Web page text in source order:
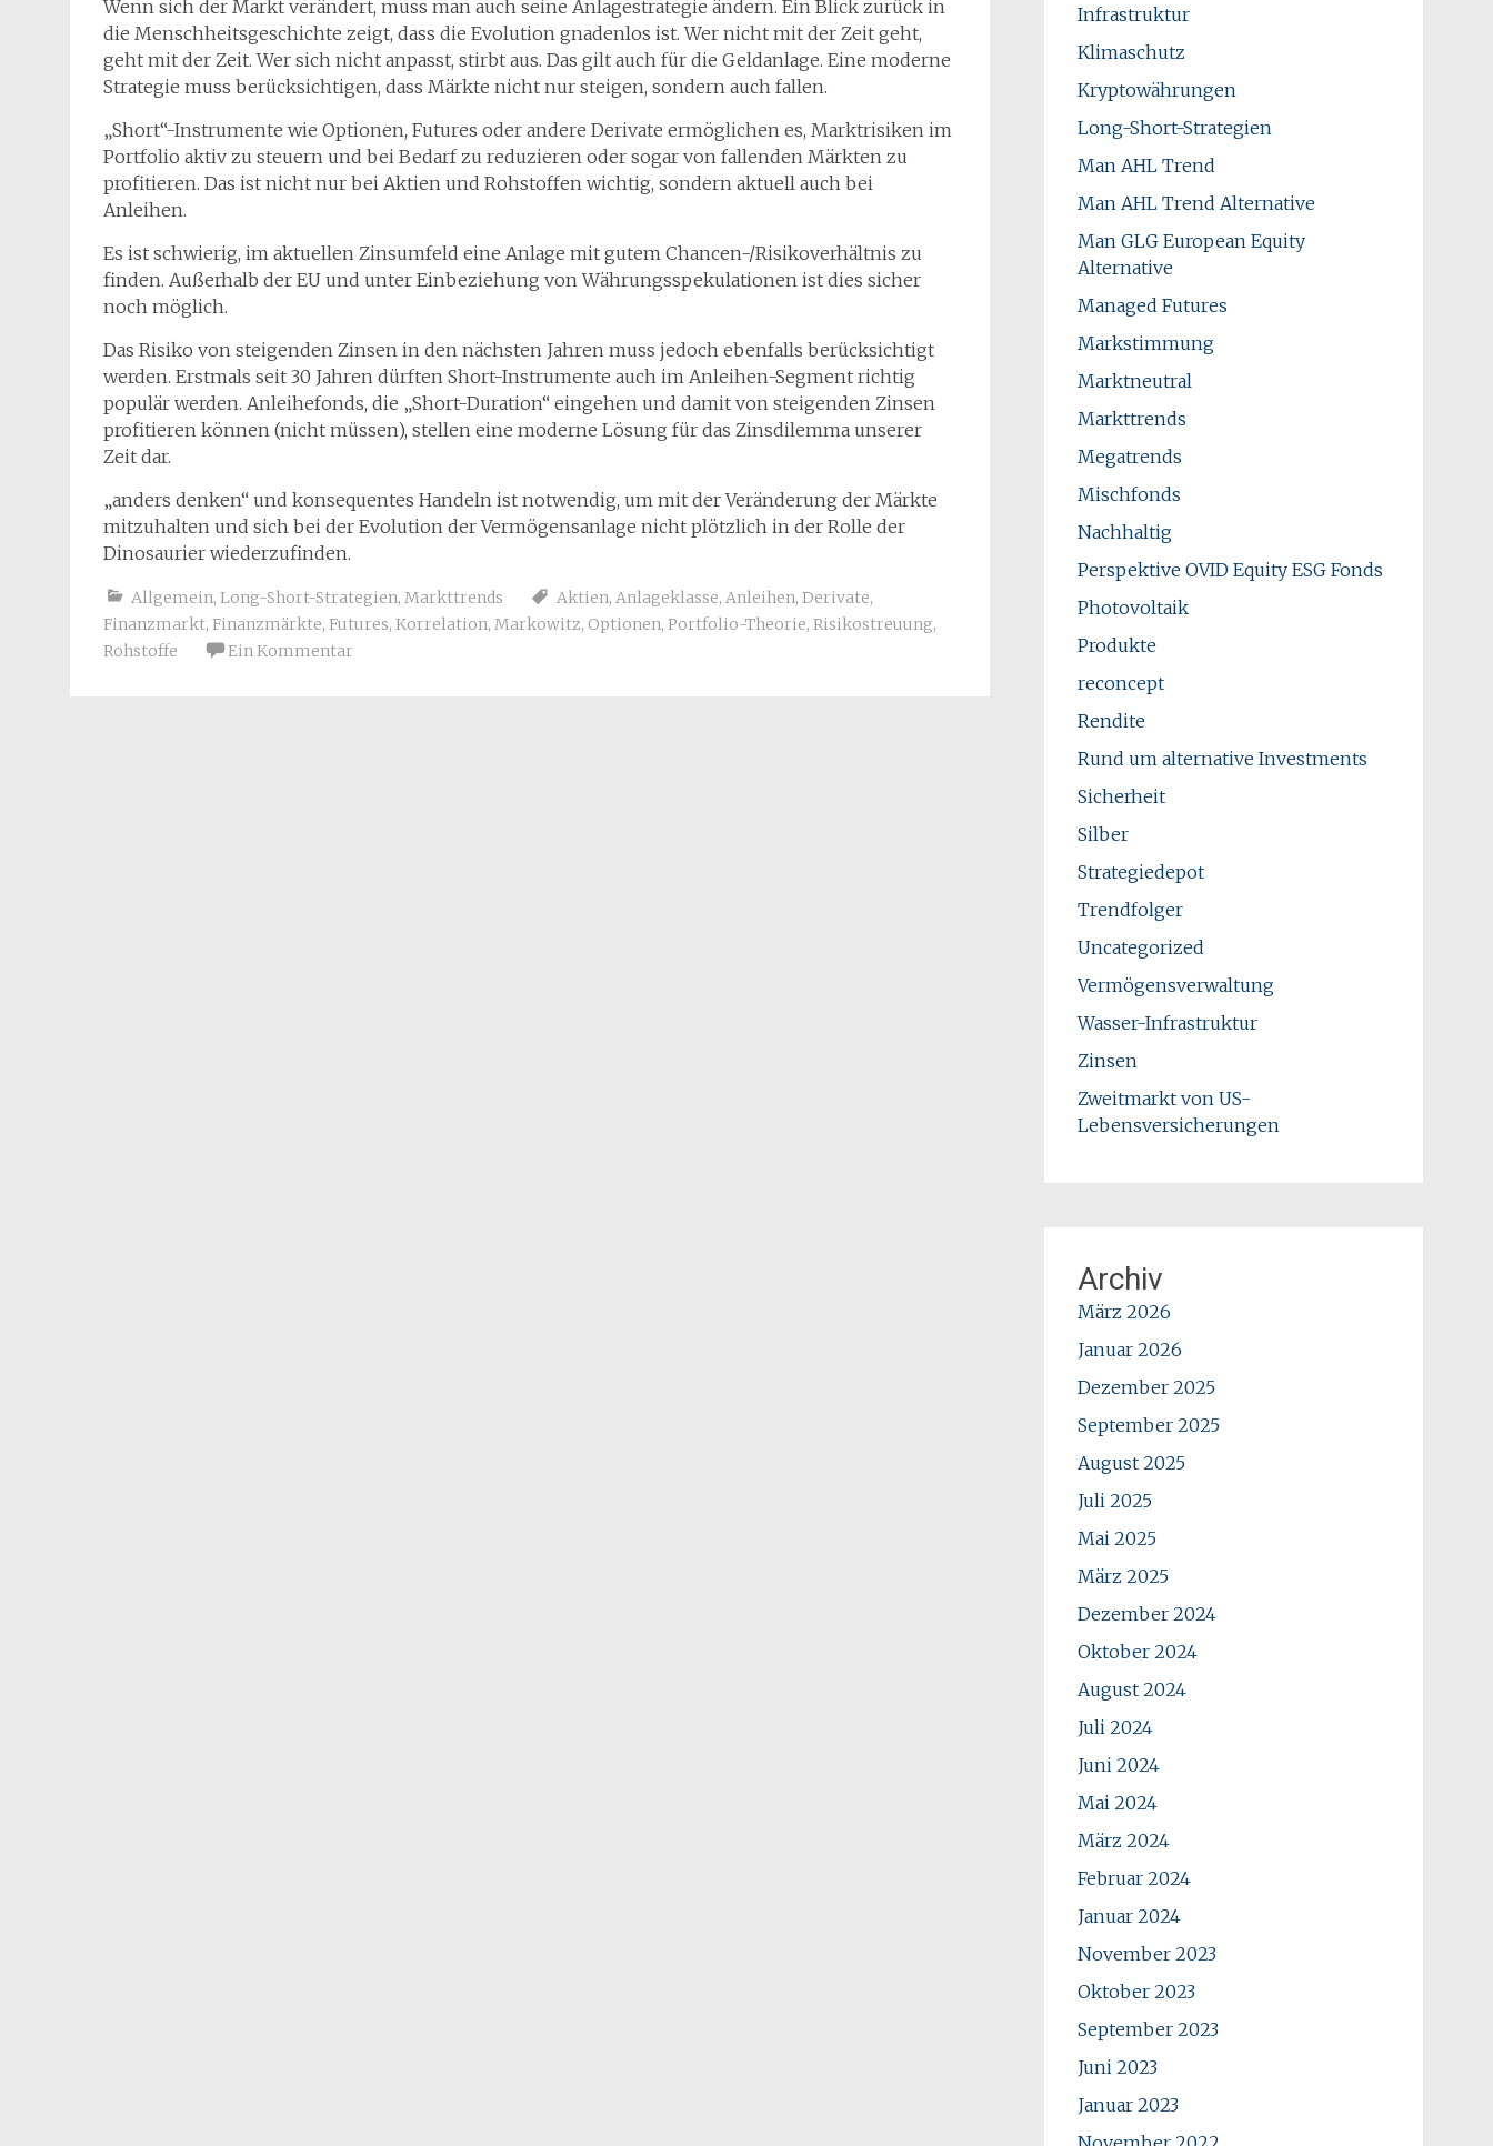
Wenn sich der Markt verändert, muss man auch seine Anlagestrategie ändern. Ein Blick zurück in
die Menschheitsgeschichte zeigt, dass die Evolution gnadenlos ist. Wer nicht mit der Zeit geht,
geht mit der Zeit. Wer sich nicht anpasst, stirbt aus. Das gilt auch für die Geldanlage. Eine moderne
Strategie muss berücksichtigen, dass Märkte nicht nur steigen, sondern auch fallen.
„Short“-Instrumente wie Optionen, Futures oder andere Derivate ermöglichen es, Marktrisiken im
Portfolio aktiv zu steuern und bei Bedarf zu reduzieren oder sogar von fallenden Märkten zu
profitieren. Das ist nicht nur bei Aktien und Rohstoffen wichtig, sondern aktuell auch bei
Anleihen.
Es ist schwierig, im aktuellen Zinsumfeld eine Anlage mit gutem Chancen-/Risikoverhältnis zu
finden. Außerhalb der EU und unter Einbeziehung von Währungsspekulationen ist dies sicher
noch möglich.
Das Risiko von steigenden Zinsen in den nächsten Jahren muss jedoch ebenfalls berücksichtigt
werden. Erstmals seit 30 Jahren dürften Short-Instrumente auch im Anleihen-Segment richtig
populär werden. Anleihefonds, die „Short-Duration“ eingehen und damit von steigenden Zinsen
profitieren können (nicht müssen), stellen eine moderne Lösung für das Zinsdilemma unserer
Zeit dar.
„anders denken“ und konsequentes Handeln ist notwendig, um mit der Veränderung der Märkte
mitzuhalten und sich bei der Evolution der Vermögensanlage nicht plötzlich in der Rolle der
Dinosaurier wiederzufinden.
Allgemein, Long-Short-Strategien, Markttrends Aktien, Anlageklasse, Anleihen, Derivate,
Finanzmarkt, Finanzmärkte, Futures, Korrelation, Markowitz, Optionen, Portfolio-Theorie, Risikostreuung,
Rohstoffe
Ein Kommentar
Infrastruktur
Klimaschutz
Kryptowährungen
Long-Short-Strategien
Man AHL Trend
Man AHL Trend Alternative
Man GLG European Equity
Alternative
Managed Futures
Markstimmung
Marktneutral
Markttrends
Megatrends
Mischfonds
Nachhaltig
Perspektive OVID Equity ESG Fonds
Photovoltaik
Produkte
reconcept
Rendite
Rund um alternative Investments
Sicherheit
Silber
Strategiedepot
Trendfolger
Uncategorized
Vermögensverwaltung
Wasser-Infrastruktur
Zinsen
Zweitmarkt von US-
Lebensversicherungen
Archiv
März 2026
Januar 2026
Dezember 2025
September 2025
August 2025
Juli 2025
Mai 2025
März 2025
Dezember 2024
Oktober 2024
August 2024
Juli 2024
Juni 2024
Mai 2024
März 2024
Februar 2024
Januar 2024
November 2023
Oktober 2023
September 2023
Juni 2023
Januar 2023